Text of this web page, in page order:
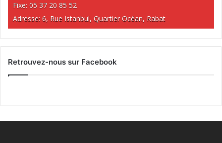
Fixe: 05 37 20 85 52
Adresse: 6, Rue Istanbul, Quartier Océan, Rabat
Retrouvez-nous sur Facebook